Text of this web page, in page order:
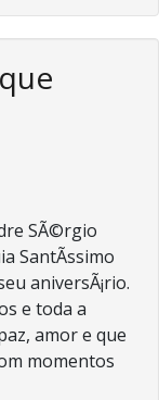
SÃ©rgio
SantÃ­ssimo
aniversÃ¡rio.
e toda a
amor e que
momentos